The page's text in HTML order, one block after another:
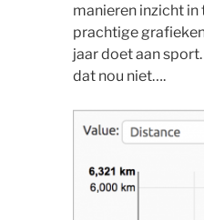
manieren inzicht
prachtige
jaar doet aan
dat nou niet….